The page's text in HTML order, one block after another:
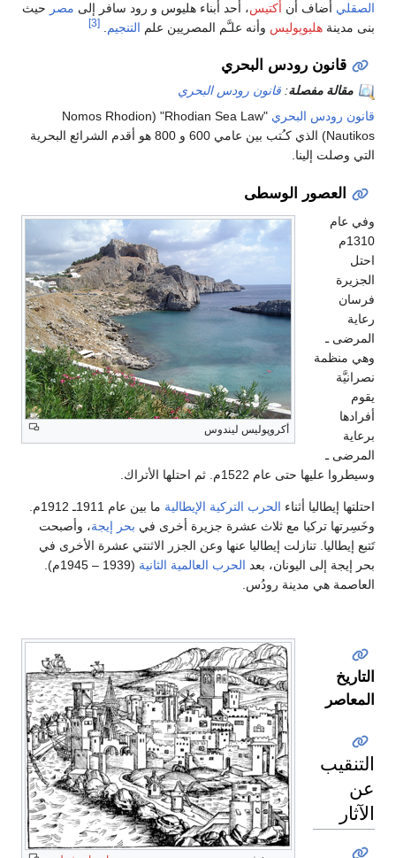
الصقلي أضاف أن أكتيس، أحد أبناء هليوس و رود سافر إلى مصر حيث
بنى مدينة هليوپوليس وأنه علـَّم المصريين علم التنجيم [3]
قانون رودس البحري
مقالة مفصلة: قانون رودس البحري
قانون رودس البحري
"Rhodian Sea Law" ‏(Nomos Rhodion
Nautikos) الذي كـُتب بين عامي 600 و 800 هو أقدم الشرائع البحرية
التي وصلت إلينا.
العصور الوسطى
أكروپوليس ليندوس
وفي عام
1310م
احتل
الجزيرة
فرسان
رعاية
المرضى ـ
وهي منظمة
نصرانيَّة
يقوم
أفرادها
برعاية
المرضى ـ
وسيطروا عليها حتى عام 1522م. ثم احتلها الأتراك.
احتلتها إيطاليا أثناء الحرب التركية الإيطالية
ما بين عام 1911ـ 1912م.
وخَسِرتها تركيا مع ثلاث عشرة جزيرة أخرى في بحر إيجة، وأصبحت
تَتبع إيطاليا. تنازلت إيطاليا عنها وعن الجزر الاثنتي عشرة الأخرى في
بحر إيجة إلى اليونان، بعد الحرب العالمية الثانية
(1939 – 1945م).
العاصمة هي مدينة رودُس.
التاريخ
المعاصر
التنقيب
عن
الآثار